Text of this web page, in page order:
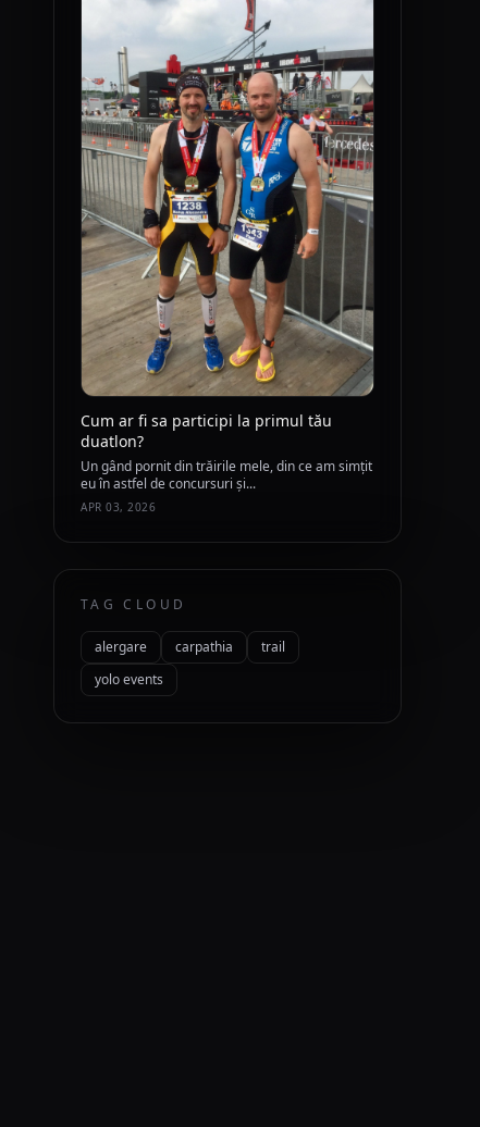
Cum ar fi sa participi la primul tău
duatlon?
Un gând pornit din trăirile mele, din ce am simțit
eu în astfel de concursuri și...
APR 03, 2026
TAG CLOUD
alergare carpathia
trail
yolo events